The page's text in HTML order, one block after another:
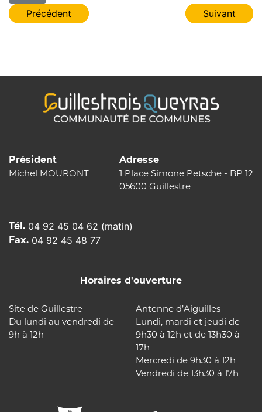
Navigation
Précédent Suivant
Président
Michel MOURONT
Adresse
1 Place Simone Petsche - BP 12
05600 Guillestre
Tél. 04 92 45 04 62 (matin)
Fax. 04 92 45 48 77
Horaires d'ouverture
Site de Guillestre
Du lundi au vendredi de
9h à 12h
Antenne d’Aiguilles
Lundi, mardi et jeudi de
9h30 à 12h et de 13h30 à
17h
Mercredi de 9h30 à 12h
Vendredi de 13h30 à 17h